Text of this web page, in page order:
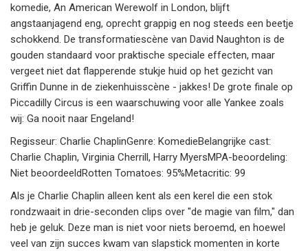
komedie, An American Werewolf in London, blijft
angstaanjagend eng, oprecht grappig en nog steeds een beetje
schokkend. De transformatiescène van David Naughton is de
gouden standaard voor praktische speciale effecten, maar
vergeet niet dat flapperende stukje huid op het gezicht van
Griffin Dunne in de ziekenhuisscène - jakkes! De grote finale op
Piccadilly Circus is een waarschuwing voor alle Yankee zoals
wij: Ga nooit naar Engeland!
Regisseur: Charlie ChaplinGenre: KomedieBelangrijke cast:
Charlie Chaplin, Virginia Cherrill, Harry MyersMPA-beoordeling:
Niet beoordeeldRotten Tomatoes: 95%Metacritic: 99
Als je Charlie Chaplin alleen kent als een kerel die een stok
rondzwaait in drie-seconden clips over "de magie van film," dan
heb je geluk. Deze man is niet voor niets beroemd, en hoewel
veel van zijn succes kwam van slapstick momenten in korte